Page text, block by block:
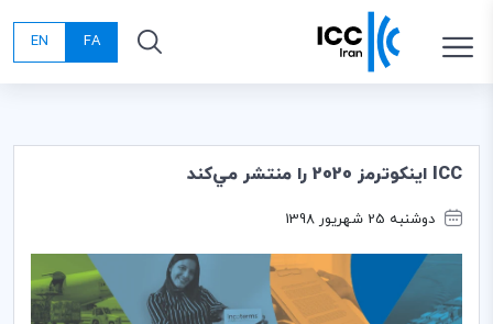
FA
EN
ICC اينكوترمز 2020 را منتشر مي‌كند
دوشنبه 25 شهریور 1398